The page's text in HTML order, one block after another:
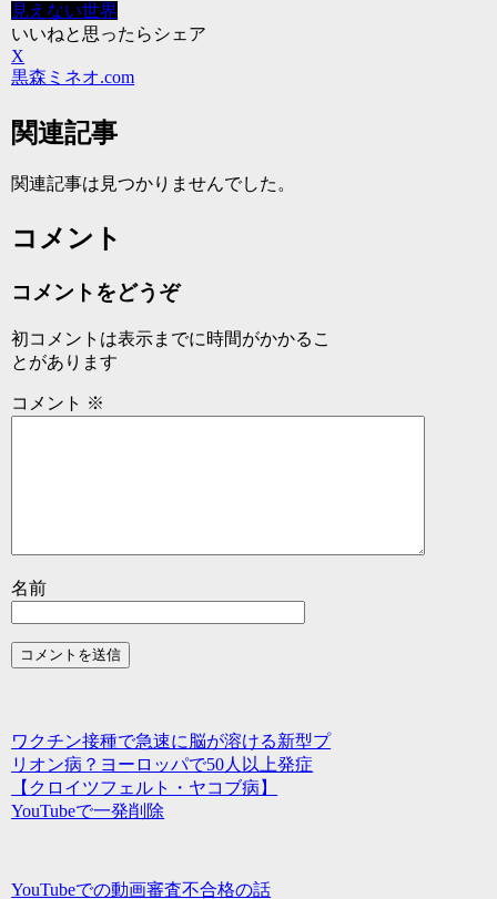
見えない世界
いいねと思ったらシェア
X
黒森ミネオ.com
関連記事
関連記事は見つかりませんでした。
コメント
コメントをどうぞ
初コメントは表示までに時間がかかるこ
とがあります
コメント ※
名前
ワクチン接種で急速に脳が溶ける新型プ
リオン病？ヨーロッパで50人以上発症
【クロイツフェルト・ヤコブ病】
YouTubeで一発削除
YouTubeでの動画審査不合格の話